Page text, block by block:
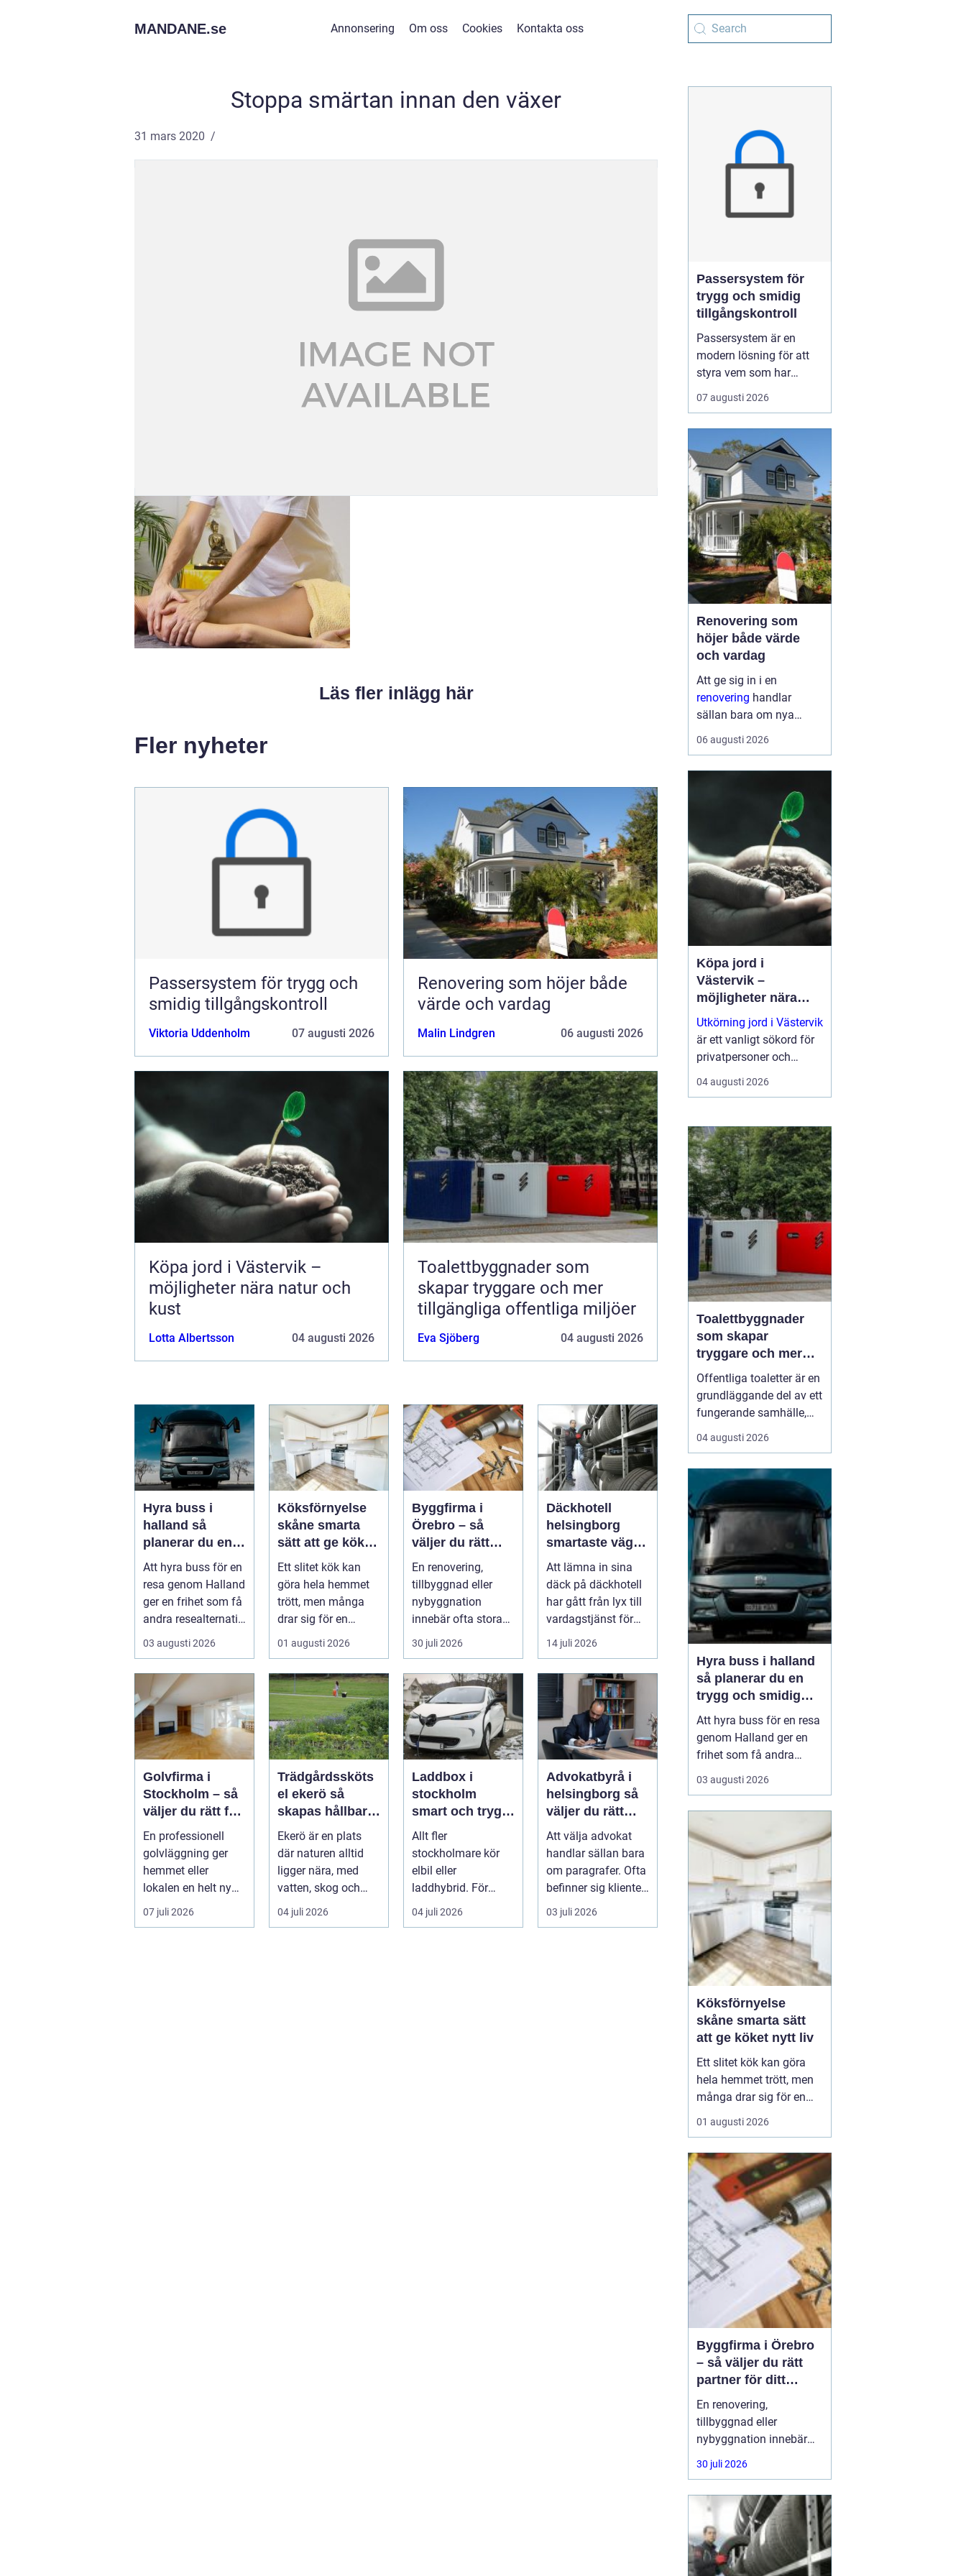
MANDANE.se Annonsering Om oss Cookies Kontakta oss
Stoppa smärtan innan den växer
31 mars 2020
Läs fler inlägg här
Fler nyheter
Passersystem för trygg och
smidig tillgångskontroll
Viktoria Uddenholm 07 augusti 2026
Renovering som höjer både
värde och vardag
Malin Lindgren 06 augusti 2026
Köpa jord i Västervik –
möjligheter nära natur och
kust
Lotta Albertsson 04 augusti 2026
Toalettbyggnader som
skapar tryggare och mer
tillgängliga offentliga miljöer
Eva Sjöberg 04 augusti 2026
Hyra buss i
halland så
planerar du en
trygg och
smidig resa
Att hyra buss för en
resa genom Halland
ger en frihet som få
andra resealternativ
erbjuder. Gruppen ...
03 augusti 2026
Köksförnyelse
skåne smarta
sätt att ge köket
nytt liv
Ett slitet kök kan
göra hela hemmet
trött, men många
drar sig för en
fullständig
renovering. Det tar...
01 augusti 2026
Byggfirma i
Örebro – så
väljer du rätt
partner för ditt
projekt
En renovering,
tillbyggnad eller
nybyggnation
innebär ofta stora
beslut, både
ekonomiskt ...
30 juli 2026
Däckhotell
helsingborg
smartaste vägen
till säkra
hjulskift
Att lämna in sina
däck på däckhotell
har gått från lyx till
vardagstjänst för
många bilägare. I
Hels...
14 juli 2026
Golvfirma i
Stockholm – så
väljer du rätt för
ett hållbart golv
En professionell
golvläggning ger
hemmet eller
lokalen en helt ny
känsla. Rätt
materi...
07 juli 2026
Trädgårdssköts
el ekerö så
skapas hållbara
och vackra
utemiljöer året
runt
Ekerö är en plats
där naturen alltid
ligger nära, med
vatten, skog och
villaträdgårdar som
ramar in ...
04 juli 2026
Laddbox i
stockholm
smart och trygg
laddning hemma
och på jobbet
Allt fler
stockholmare kör
elbil eller
laddhybrid. För
många kommer
nästa fråga direkt:
04 juli 2026
Advokatbyrå i
helsingborg så
väljer du rätt
juridiskt stöd
Att välja advokat
handlar sällan bara
om paragrafer. Ofta
befinner sig klienten
i en utsatt situatio...
03 juli 2026
Passersystem för
trygg och smidig
tillgångskontroll
Passersystem är en
modern lösning för att
styra vem som har
tillträde till en byggnad
eller ett utrymme, och
möjligt. Genom att
ersätta traditionella
nycklar med digitala
nyckelbärare som kort,
brickor eller koder får
fastighe...
07 augusti 2026
Renovering som
höjer både värde
och vardag
Att ge sig in i en
renovering handlar
sällan bara om nya
ytskikt. För många
handlar det om att
tryggare och håller
länge. En genomtänkt
renovering kan sänka
energik...
06 augusti 2026
Köpa jord i
Västervik –
möjligheter nära
natur och kust
Utkörning jord i Västervik
är ett vanligt sökord för
privatpersoner och
företag som planerar
nya trädgårdar,
04 augusti 2026
Toalettbyggnader
som skapar
tryggare och mer
tillgängliga
offentliga miljöer
Offentliga toaletter är en
grundläggande del av ett
fungerande samhälle,
men hamnar ofta längst
ned på prioriteringslistan
byggprojekt. Samtidigt
vet alla som någon gång
stått utan toalett i en
park, på en badplats eller
under et...
04 augusti 2026
Hyra buss i halland
så planerar du en
trygg och smidig
resa
Att hyra buss för en resa
genom Halland ger en
frihet som få andra
resealternativ erbjuder.
Gruppen håller ihop,
upplevelsen och
logistiken förenklas
märkbart. Samtidigt kan
det kännas svårt att veta
var man börjar: Hur stor
b...
03 augusti 2026
Köksförnyelse
skåne smarta sätt
att ge köket nytt liv
Ett slitet kök kan göra
hela hemmet trött, men
många drar sig för en
fullständig renovering.
Det tar tid, kostar mycket
ingrepp. Därför väljer allt
fler att satsa på
köksförnyelse i stället
för att riva ut och bygga
nytt. Med rä...
01 augusti 2026
Byggfirma i Örebro
– så väljer du rätt
partner för ditt
projekt
En renovering,
tillbyggnad eller
nybyggnation innebär
ofta stora beslut, både
ekonomiskt och
privatpersoner och
företag i Örebro ställer
sig samma fråga: hur
hittar man en trygg,
30 juli 2026